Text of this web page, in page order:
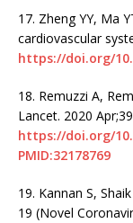
17. Zheng YY, Ma
cardiovascular
https://doi.org/
18. Remuzzi A,
Lancet. 2020
https://doi.org/
PMID:32178769
19. Kannan S,
19 (Novel